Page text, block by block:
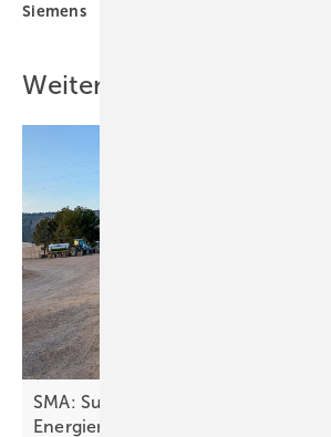
Siemens
Weitere Inhalte
SMA: Sunny Island X mit
Energiemanagement